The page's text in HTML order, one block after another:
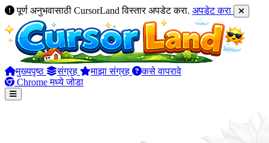
पूर्ण अनुभवासाठी CursorLand विस्तार अपडेट करा. अपडेट करा
मुख्यपृष्ठ संग्रह माझा संग्रह
कसे वापरावे
Chrome मध्ये जोडा